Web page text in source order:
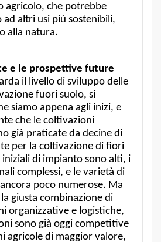
agricolo, che potrebbe
ad altri usi più sostenibili,
alla natura.
e le prospettive future
il livello di sviluppo delle
fuori suolo, si
siamo appena agli inizi, e
che le coltivazioni
già praticate da decine di
per la coltivazione di fiori
di impianto sono alti, i
complessi, e le varietà di
poco numerose. Ma
giusta combinazione di
organizzative e logistiche,
sono già oggi competitive
agricole di maggior valore,